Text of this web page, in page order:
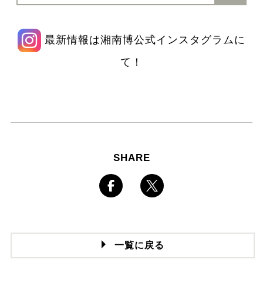
最新情報は湘南博公式インスタグラムに
て！
SHARE
一覧に戻る